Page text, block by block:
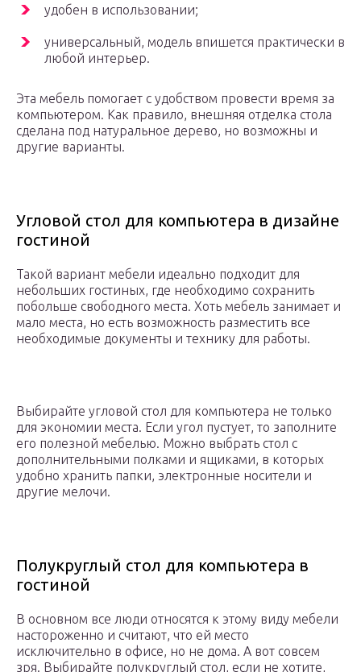
удобен в использовании;
универсальный, модель впишется практически в
любой интерьер.
Эта мебель помогает с удобством провести время за
компьютером. Как правило, внешняя отделка стола
сделана под натуральное дерево, но возможны и
другие варианты.
Угловой стол для компьютера в дизайне
гостиной
Такой вариант мебели идеально подходит для
небольших гостиных, где необходимо сохранить
побольше свободного места. Хоть мебель занимает и
мало места, но есть возможность разместить все
необходимые документы и технику для работы.
Выбирайте угловой стол для компьютера не только
для экономии места. Если угол пустует, то заполните
его полезной мебелью. Можно выбрать стол с
дополнительными полками и ящиками, в которых
удобно хранить папки, электронные носители и
другие мелочи.
Полукруглый стол для компьютера в
гостиной
В основном все люди относятся к этому виду мебели
настороженно и считают, что ей место
исключительно в офисе, но не дома. А вот совсем
зря. Выбирайте полукруглый стол, если не хотите,